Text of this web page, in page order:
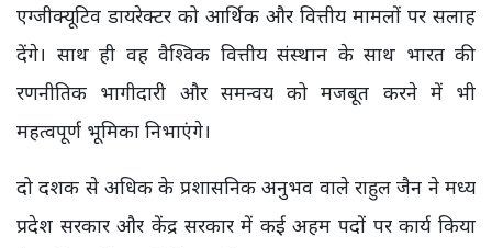
एग्जीक्यूटिव डायरेक्टर को आर्थिक और वित्तीय मामलों पर सलाह
देंगे। साथ ही वह वैश्विक वित्तीय संस्थान के साथ भारत की
रणनीतिक भागीदारी और समन्वय को मजबूत करने में भी
महत्वपूर्ण भूमिका निभाएंगे।
दो दशक से अधिक के प्रशासनिक अनुभव वाले राहुल जैन ने मध्य
प्रदेश सरकार और केंद्र सरकार में कई अहम पदों पर कार्य किया